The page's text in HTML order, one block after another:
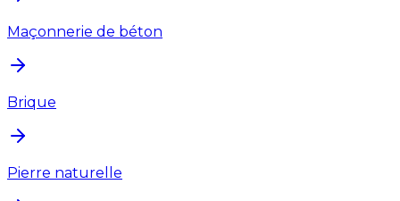
Maçonnerie de béton
Brique
Pierre naturelle